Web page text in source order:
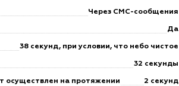
Через СМС-сообщения
Да
38 секунд, при условии, что небо чистое
32 секунды
осуществлен на протяжении 2 секунд